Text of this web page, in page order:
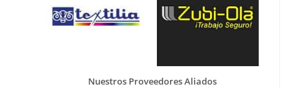
Nuestros Proveedores Aliados